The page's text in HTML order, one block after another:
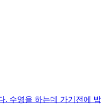
. 수영을 하는데 가기전에 밥